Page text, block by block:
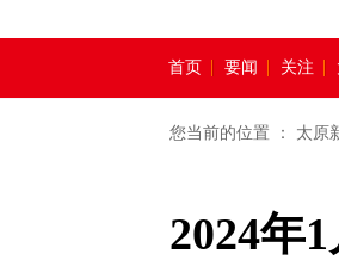
首页 要闻 关注
您当前的位置 ： 太原
2024年